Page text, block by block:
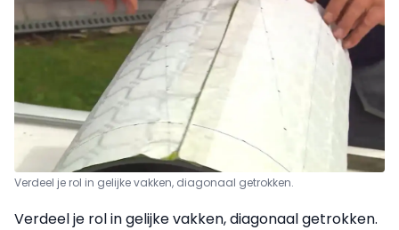
Verdeel je rol in gelijke vakken, diagonaal getrokken.
Verdeel je rol in gelijke vakken, diagonaal getrokken.